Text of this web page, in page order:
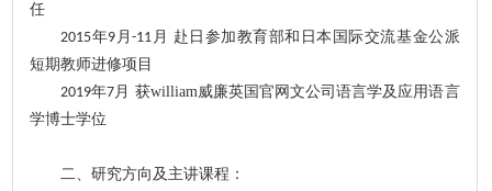
任
2015年9 月-11 月
赴日参加教育部和日本国际交流基金公派
短期教师进修项目
2019年7月 获william威廉英国官网文公司语言学及应用语言
学博士学位
二、研究方向及主讲课程 ：